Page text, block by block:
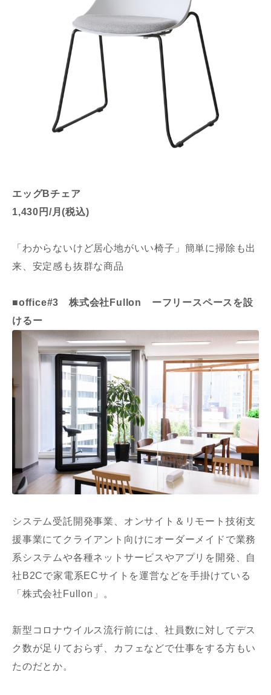
エッグBチェア
1,430円/月(税込)
「わからないけど居心地がいい椅子」簡単に掃除も出
来、安定感も抜群な商品
■office#3 株式会社Fullon ーフリースペースを設
けるー
システム受託開発事業、オンサイト＆リモート技術支
援事業にてクライアント向けにオーダーメイドで業務
系システムや各種ネットサービスやアプリを開発、自
社B2Cで家電系ECサイトを運営などを手掛けている
「株式会社Fullon」。
新型コロナウイルス流行前には、社員数に対してデス
ク数が足りておらず、カフェなどで仕事をする方もい
たのだとか。